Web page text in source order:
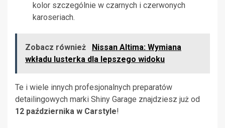
kolor szczególnie w czarnych i czerwonych
karoseriach.
Zobacz również
Nissan Altima: Wymiana
wkładu lusterka dla lepszego widoku
Te i wiele innych profesjonalnych preparatów
detailingowych marki Shiny Garage znajdziesz już od
12 października w Carstyle!